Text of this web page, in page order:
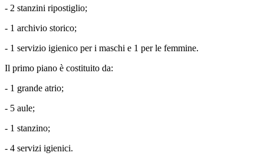
- 2 stanzini ripostiglio;
- 1 archivio storico;
- 1 servizio igienico per i maschi e 1 per le femmine.
Il primo piano è costituito da:
- 1 grande atrio;
- 5 aule;
- 1 stanzino;
- 4 servizi igienici.